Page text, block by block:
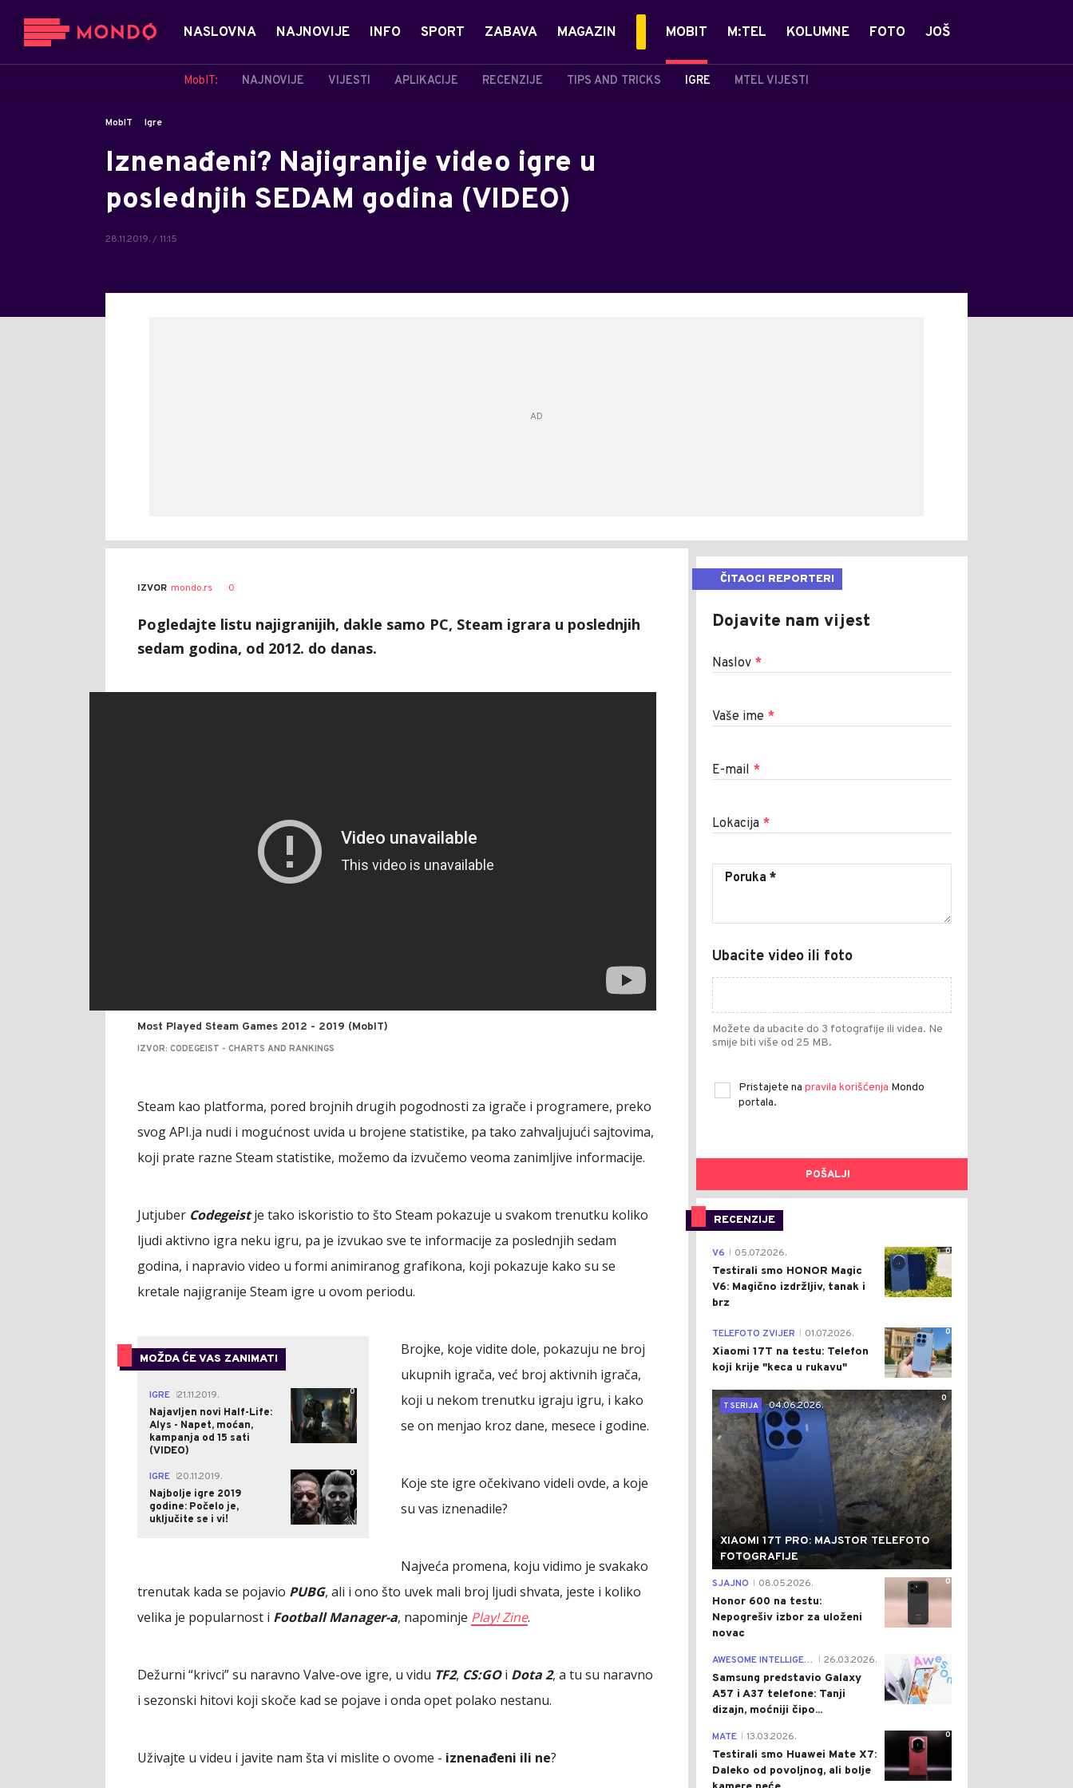
NASLOVNA NAJNOVIJE INFO SPORT ZABAVA MAGAZIN MOBIT
MobIT: NAJNOVIJE VIJESTI APLIKACIJE RECENZIJE TIPS AND TRICKS IGRE MTEL VIJESTI
M:TEL KOLUMNE FOTO JOŠ
MobIT Igre
Iznenađeni? Najigranije video igre u
poslednjih SEDAM godina (VIDEO)
28.11.2019. / 11:15
IZVOR mondo.rs 0
Pogledajte listu najigranijih, dakle samo PC, Steam igrara u poslednjih
sedam godina, od 2012. do danas.
Most Played Steam Games 2012 - 2019 (MobIT)
IZVOR: CODEGEIST - CHARTS AND RANKINGS
Steam kao platforma, pored brojnih drugih pogodnosti za igrače i programere, preko
svog API.ja nudi i mogućnost uvida u brojene statistike, pa tako zahvaljujući sajtovima,
koji prate razne Steam statistike, možemo da izvučemo veoma zanimljive informacije.
Jutjuber Codegeistje tako iskoristio to što Steam pokazuje u svakom trenutku koliko
ljudi aktivno igra neku igru, pa je izvukao sve te informacije za poslednjih sedam
godina, i napravio video u formi animiranog grafikona, koji pokazuje kako su se
kretale najigranije Steam igre u ovom periodu.
MOŽDA ĆE VAS ZANIMATI
IGRE 21.11.2019.
Najavljen novi Half-Life:
Alys - Napet, moćan,
kampanja od 15 sati
(VIDEO)
0
IGRE 20.11.2019.
Najbolje igre 2019
godine: Počelo je,
uključite se i vi!
0
Brojke, koje vidite dole, pokazuju ne broj
ukupnih igrača, već broj aktivnih igrača,
koji u nekom trenutku igraju igru, i kako
se on menjao kroz dane, mesece i godine.
Koje ste igre očekivano videli ovde, a koje
su vas iznenadile?
Najveća promena, koju vidimo je svakako
trenutak kada se pojavio PUBG, ali i ono što uvek mali broj ljudi shvata, jeste i koliko
velika je popularnost i Football Manager-a, napominje Play! Zine.
Dežurni “krivci” su naravno Valve-ove igre, u vidu TF2, CS:GOi Dota 2, a tu su naravno
i sezonski hitovi koji skoče kad se pojave i onda opet polako nestanu.
Uživajte u videu i javite nam šta vi mislite o ovome - iznenađeni ili ne?
ČITAOCI REPORTERI
Dojavite nam vijest
Naslov *
Vaše ime *
E-mail *
Lokacija *
Ubacite video ili foto
Možete da ubacite do 3 fotografije ili videa. Ne
smije biti više od 25 MB.
Pristajete na pravila korišćenja Mondo
portala.
POŠALJI
RECENZIJE
0
V6 05.07.2026.
Testirali smo HONOR Magic
V6: Magično izdržljiv, tanak i
brz
0
TELEFOTO ZVIJER 01.07.2026.
Xiaomi 17T na testu: Telefon
koji krije "keca u rukavu"
0
T SERIJA
04.06.2026.
XIAOMI 17T PRO: MAJSTOR TELEFOTO
FOTOGRAFIJE
0
SJAJNO 08.05.2026.
Honor 600 na testu:
Nepogrešiv izbor za uloženi
novac
AWESOME INTELLIGENCE 26.03.2026.
Samsung predstavio Galaxy
A57 i A37 telefone: Tanji
dizajn, moćniji čipo...
0
MATE 13.03.2026.
Testirali smo Huawei Mate X7:
Daleko od povoljnog, ali bolje